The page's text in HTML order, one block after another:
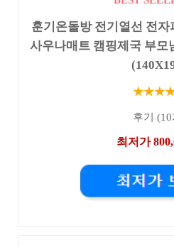
훈기온돌방 전기열선 전자
사우나매트 캠핑제국 부모
후기 (10
최저가